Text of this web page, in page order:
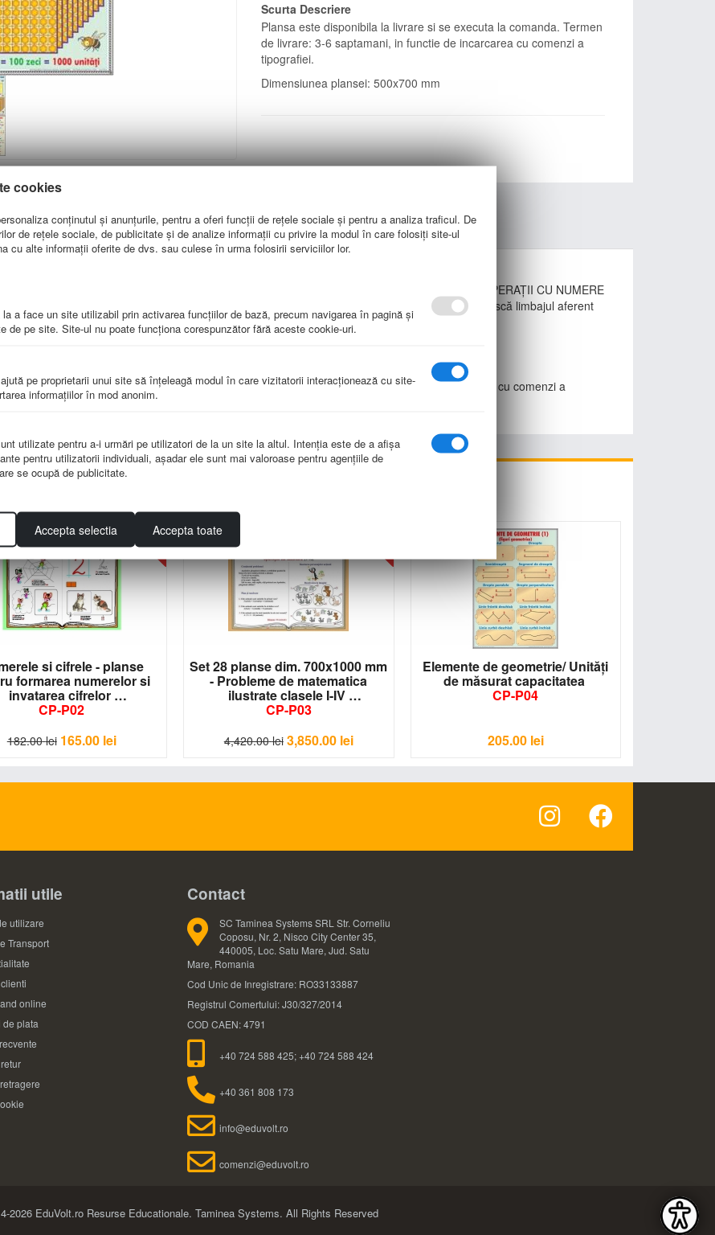
Scurta Descriere
Plansa este disponibila la livrare si se executa la comanda. Termen
de livrare: 3-6 saptamani, in functie de incarcarea cu comenzi a
tipografiei.
Dimensiunea plansei: 500x700 mm
NUMERE NATURALE DE LA 0-1000, cu reprezentarea grafică a mulțimilor (zeci,sute, mii) și OPERAȚII CU NUMERE
de bază (adunarea, scăderea, înmulțirea, împărțirea), ajutându-i pe copii să-și însușească limbajul aferent
scăzător, diferență, factor, produs, deîmpărțit, împărțitor, cât).
şipci din plastic/ MDF imitatie lemn.
la livrare si se executa la comanda. Termen de livrare: 3-6 saptamani, in functie de incarcarea cu comenzi a
- 9%
si cifrele - planse
formarea numerelor si
invatarea cifrelor
CP-P02
182.00 lei 165.00 lei
Set 28 planse dim. 700x1000 mm
- Probleme de matematica
ilustrate clasele I-IV
CP-P03
4,420.00 lei 3,850.00 lei
Elemente de geometrie/ Unităţi
de măsurat capacitatea
CP-P04
205.00 lei
utile
utilizare
Transport
online
de plata
Contact
SC Taminea Systems SRL Str. Corneliu
Coposu, Nr. 2, Nisco City Center 35,
440005, Loc. Satu Mare, Jud. Satu
Mare, Romania
Cod Unic de Inregistrare: RO33133887
Registrul Comertului: J30/327/2014
COD CAEN: 4791
+40 724 588 425; +40 724 588 424
+40 361 808 173
info@eduvolt.ro
comenzi@eduvolt.ro
2026 EduVolt.ro Resurse Educationale. Taminea Systems. All Rights Reserved
cookies
conținutul și anunțurile, pentru a oferi funcții de rețele sociale și pentru a analiza traficul. De
de rețele sociale, de publicitate și de analize informații cu privire la modul în care folosiți site-ul
cu alte informații oferite de dvs. sau culese în urma folosirii serviciilor lor.
a face un site utilizabil prin activarea funcţiilor de bază, precum navigarea în pagină şi
de pe site. Site-ul nu poate funcţiona corespunzător fără aceste cookie-uri.
pe proprietarii unui site să înţeleagă modul în care vizitatorii interacţionează cu site-
informaţiilor în mod anonim.
utilizate pentru a-i urmări pe utilizatori de la un site la altul. Intenţia este de a afişa
pentru utilizatorii individuali, aşadar ele sunt mai valoroase pentru agenţiile de
se ocupă de publicitate.
Accepta selectia Accepta toate